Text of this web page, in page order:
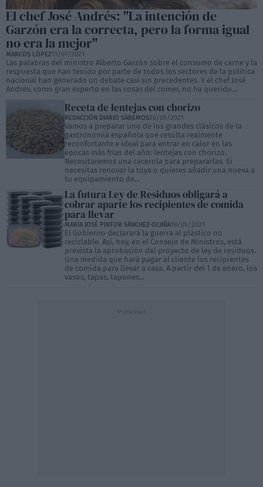
El chef José Andrés: "La intención de
Garzón era la correcta, pero la forma igual
no era la mejor"
MARCOS LÓPEZ11/07/2021
Las palabras del ministro Alberto Garzón sobre el consumo de carne y la
respuesta que han tenido por parte de todos los sectores de la política
nacional han generado un debate casi sin precedentes. Y el chef José
Andrés, como gran experto en las cosas del comer, no ha querido...
Receta de lentejas con chorizo
REDACCIÓN DIARIO SABEMOS26/05/2021
Vamos a preparar uno de los grandes clásicos de la
gastronomía española que resulta realmente
reconfortante e ideal para entrar en calor en las
épocas más frías del año: lentejas con chorizo.
Necesitaremos una cacerola para prepararlas. Si
necesitas renovar la tuya o quieres añadir una nueva a
tu equipamiento de...
La futura Ley de Residuos obligará a
cobrar aparte los recipientes de comida
para llevar
MARÍA JOSÉ PINTOR SÁNCHEZ-OCAÑA18/05/2021
El Gobierno declarará la guerra al plástico no
reciclable. Así, hoy, en el Consejo de Ministros, está
prevista la aprobación del proyecto de ley de residuos.
Una medida que hará pagar al cliente los recipientes
de comida para llevar a casa. A partir del 1 de enero, los
vasos, tapas, tapones...